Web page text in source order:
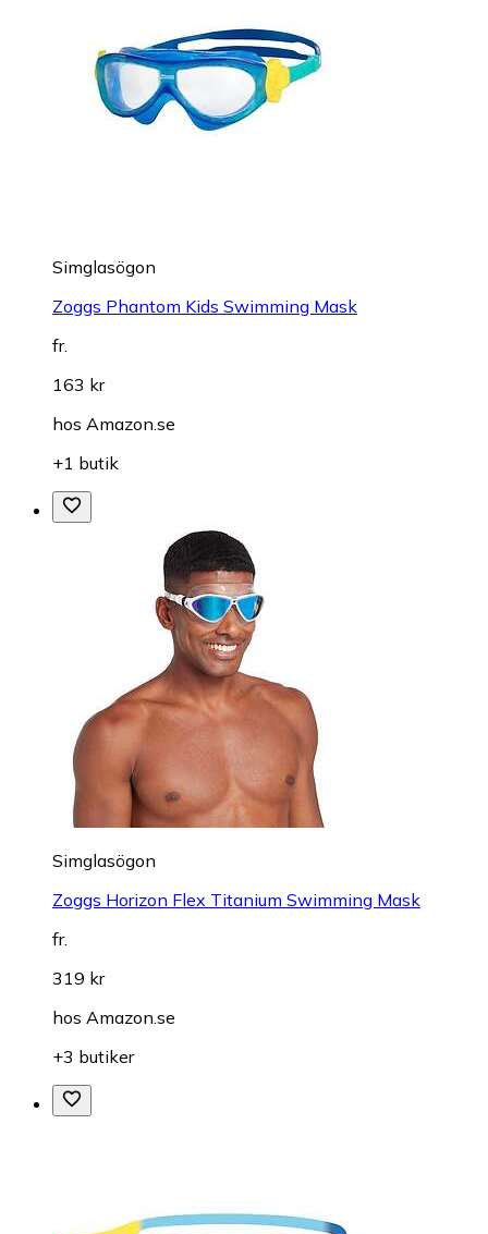
Simglasögon
Zoggs Phantom Kids Swimming Mask
fr.
163 kr
hos Amazon.se
+1 butik
Simglasögon
Zoggs Horizon Flex Titanium Swimming Mask
fr.
319 kr
hos Amazon.se
+3 butiker